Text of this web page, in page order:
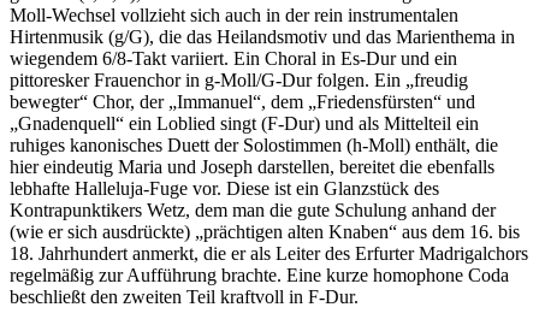
Moll-Wechsel vollzieht sich auch in der rein instrumentalen
Hirtenmusik (g/G), die das Heilandsmotiv und das Marienthema in
wiegendem 6/8-Takt variiert. Ein Choral in Es-Dur und ein
pittoresker Frauenchor in g-Moll/G-Dur folgen. Ein „freudig
bewegter“ Chor, der „Immanuel“, dem „Friedensfürsten“ und
„Gnadenquell“ ein Loblied singt (F-Dur) und als Mittelteil ein
ruhiges kanonisches Duett der Solostimmen (h-Moll) enthält, die
hier eindeutig Maria und Joseph darstellen, bereitet die ebenfalls
lebhafte Halleluja-Fuge vor. Diese ist ein Glanzstück des
Kontrapunktikers Wetz, dem man die gute Schulung anhand der
(wie er sich ausdrückte) „prächtigen alten Knaben“ aus dem 16. bis
18. Jahrhundert anmerkt, die er als Leiter des Erfurter Madrigalchors
regelmäßig zur Aufführung brachte. Eine kurze homophone Coda
beschließt den zweiten Teil kraftvoll in F-Dur.